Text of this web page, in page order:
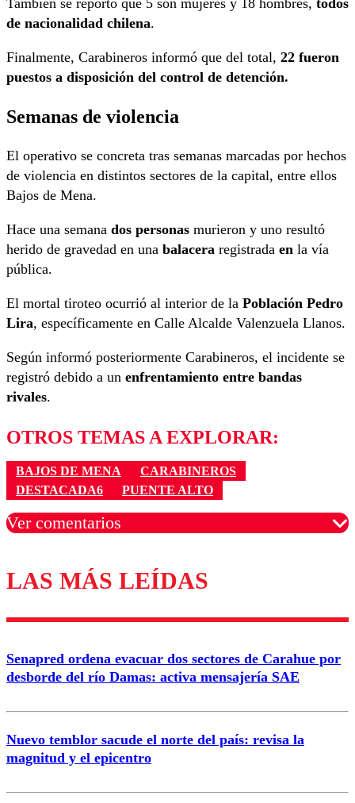
También se reportó que 5 son mujeres y 18 hombres, todos
de nacionalidad chilena.
Finalmente, Carabineros informó que del total, 22 fueron
puestos a disposición del control de detención.
Semanas de violencia
El operativo se concreta tras semanas marcadas por hechos
de violencia en distintos sectores de la capital, entre ellos
Bajos de Mena.
Hace una semana dos personas murieron y uno resultó
herido de gravedad en una balacera registrada en la vía
pública.
El mortal tiroteo ocurrió al interior de la Población Pedro
Lira, específicamente en Calle Alcalde Valenzuela Llanos.
Según informó posteriormente Carabineros, el incidente se
registró debido a un enfrentamiento entre bandas
rivales.
OTROS TEMAS A EXPLORAR:
BAJOS DE MENA
CARABINEROS
DESTACADA6
PUENTE ALTO
Ver comentarios
Los comentarios son moderados para garantizar un
diálogo respetuoso.
Correo
LAS MÁS LEÍDAS
Senapred ordena evacuar dos sectores de Carahue por
desborde del río Damas: activa mensajería SAE
Nuevo temblor sacude el norte del país: revisa la
magnitud y el epicentro